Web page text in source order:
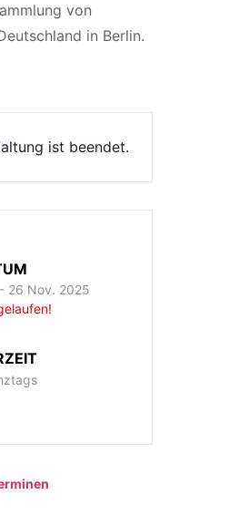
von
in Berlin.
ist beendet.
26 Nov. 2025